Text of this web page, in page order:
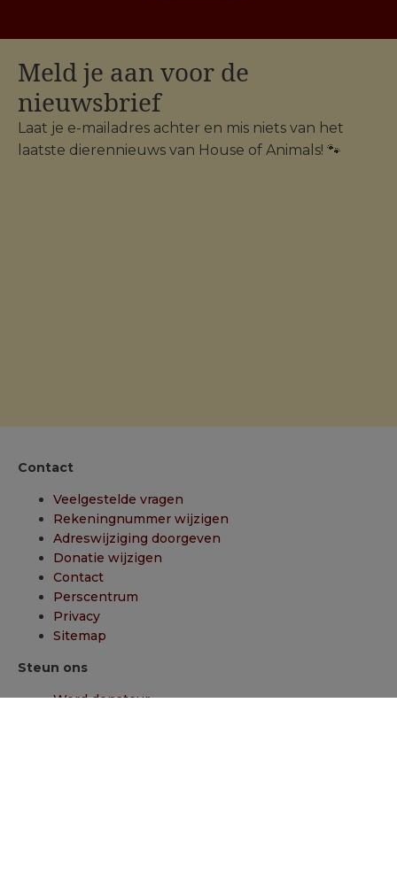
Meld je aan voor de
nieuwsbrief
Laat je e-mailadres achter en mis niets van het
laatste dierennieuws van House of Animals! 🐾
Contact
Veelgestelde vragen
Rekeningnummer wijzigen
Adreswijziging doorgeven
Donatie wijzigen
Contact
Perscentrum
Privacy
Sitemap
Steun ons
Word donateur